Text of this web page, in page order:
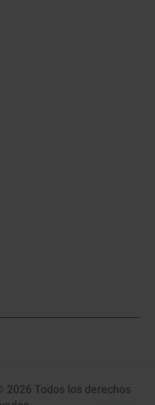
2026 Todos los derechos